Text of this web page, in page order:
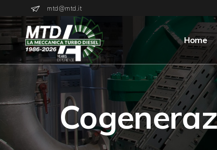
mtd@mtd.it
Home